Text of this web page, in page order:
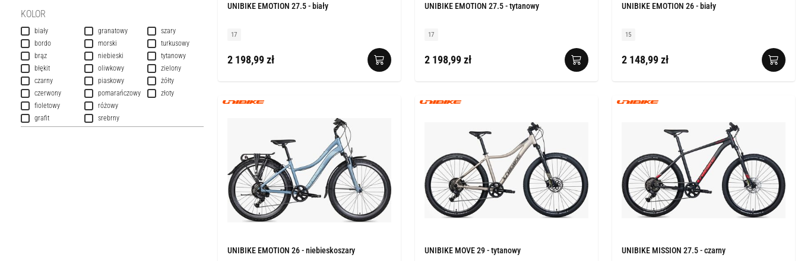
KOLOR
biały
bordo
brąz
błękit
czarny
czerwony
fioletowy
grafit
granatowy
morski
niebieski
oliwkowy
piaskowy
pomarańczowy
różowy
srebrny
szary
turkusowy
tytanowy
zielony
żółty
złoty
UNIBIKE EMOTION 27.5 - biały
17
2 198,99 zł
UNIBIKE EMOTION 27.5 - tytanowy
17
2 198,99 zł
UNIBIKE EMOTION 26 - biały
15
2 148,99 zł
UNIBIKE EMOTION 26 - niebieskoszary UNIBIKE MOVE 29 - tytanowy UNIBIKE MISSION 27.5 - czarny